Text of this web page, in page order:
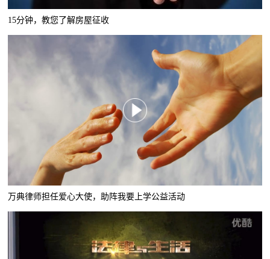
15分钟，教您了解房屋征收
万典律师担任爱心大使，助阵我要上学公益活动